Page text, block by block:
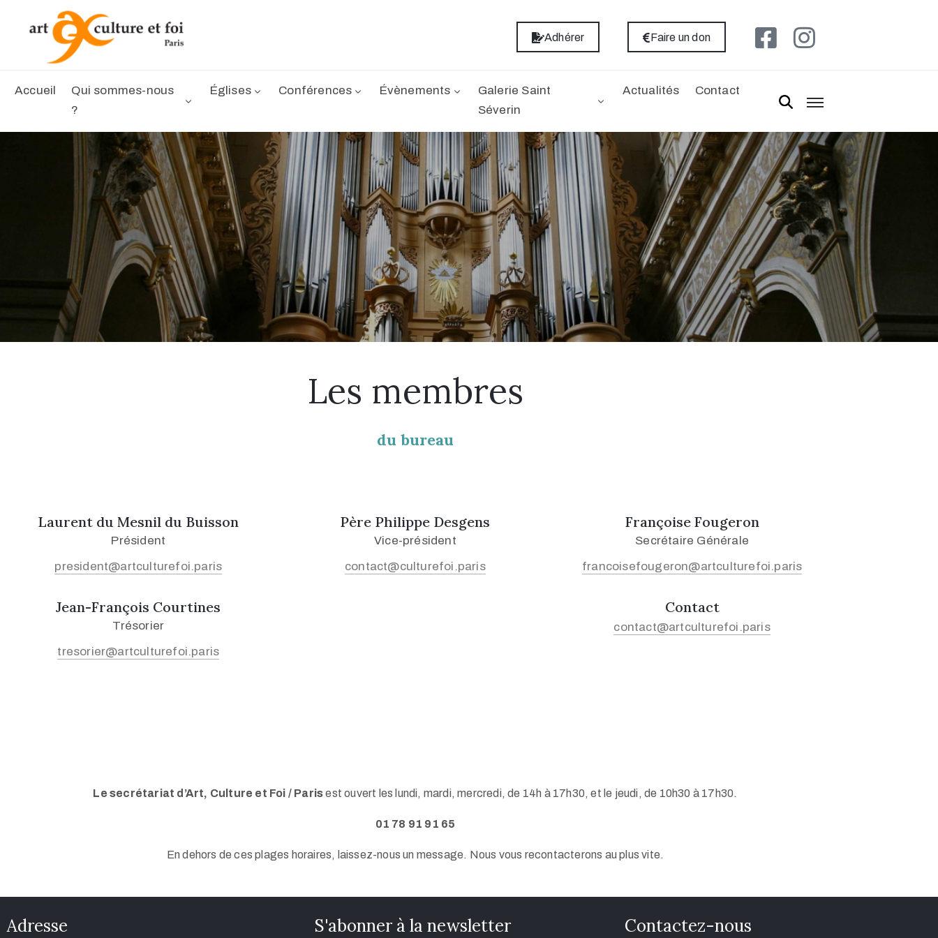
Adhérer Faire un don
Accueil
Qui sommes-nous
?
Églises Conférences Évènements
Galerie Saint
Séverin
Actualités Contact
Les membres
du bureau
Laurent du Mesnil du Buisson
Président
president@artculturefoi.paris
Jean-François Courtines
Trésorier
tresorier@artculturefoi.paris
Père Philippe Desgens
Vice-président
contact@culturefoi.paris
Françoise Fougeron
Secrétaire Générale
francoisefougeron@artculturefoi.paris
Contact
contact@artculturefoi.paris
Le secrétariat d’Art, Culture et Foi / Parisest ouvert les lundi, mardi, mercredi, de 14h à 17h30, et le jeudi, de 10h30 à 17h30.
01 78 91 91 65
En dehors de ces plages horaires, laissez-nous un message. Nous vous recontacterons au plus vite.
Adresse S'abonner à la newsletter Contactez-nous